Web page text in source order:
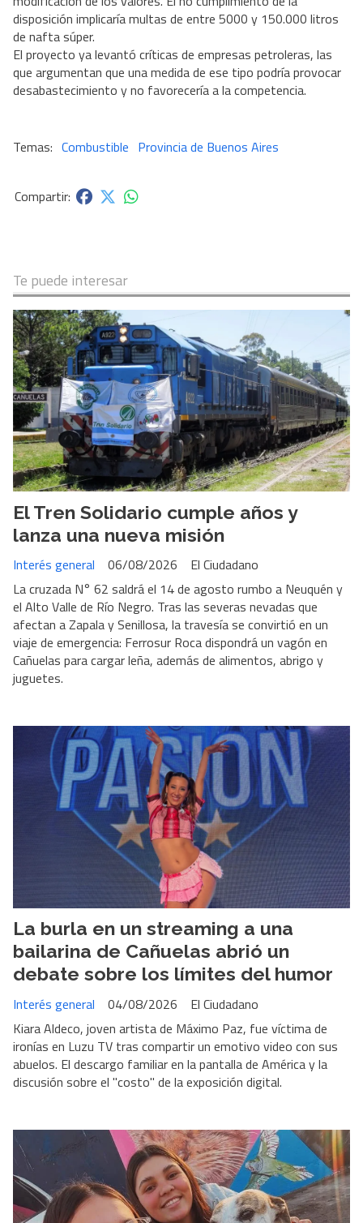
disposición implicaría multas de entre 5000 y 150.000 litros
de nafta súper.
El proyecto ya levantó críticas de empresas petroleras, las
que argumentan que una medida de ese tipo podría provocar
desabastecimiento y no favorecería a la competencia.
Combustible Provincia de Buenos Aires
Te puede interesar
El Tren Solidario cumple años y
lanza una nueva misión
El Ciudadano
Interés general
06/08/2026
La cruzada N° 62 saldrá el 14 de agosto rumbo a Neuquén y
el Alto Valle de Río Negro. Tras las severas nevadas que
afectan a Zapala y Senillosa, la travesía se convirtió en un
viaje de emergencia: Ferrosur Roca dispondrá un vagón en
Cañuelas para cargar leña, además de alimentos, abrigo y
juguetes.
La burla en un streaming a una
bailarina de Cañuelas abrió un
debate sobre los límites del humor
El Ciudadano
Interés general
04/08/2026
Kiara Aldeco, joven artista de Máximo Paz, fue víctima de
ironías en Luzu TV tras compartir un emotivo video con sus
abuelos. El descargo familiar en la pantalla de América y la
discusión sobre el "costo" de la exposición digital.